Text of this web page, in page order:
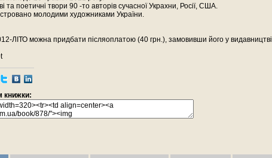
та поетичні твори 90 -то авторів сучасної Украхни, Росії, США.
молодими художниками України.
ЛІТО можна придбати післяоплатою (40 грн.), замовивши його у видавництві
книжки: